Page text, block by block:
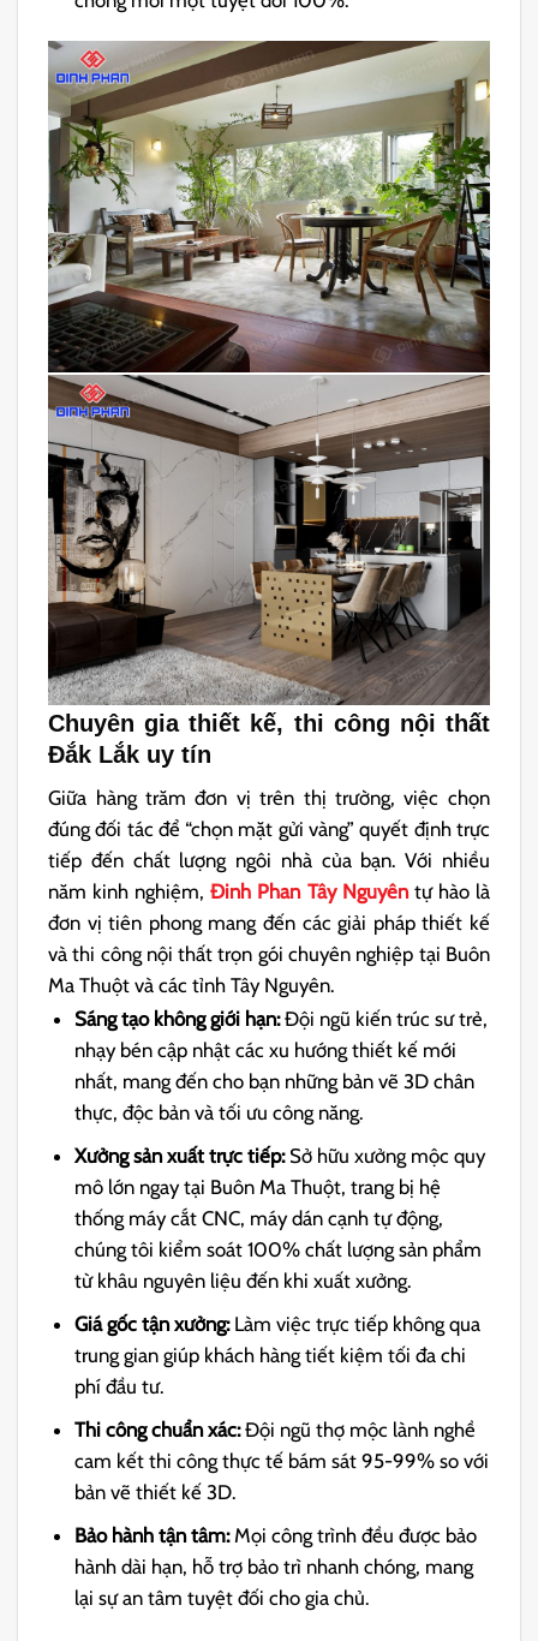
Chuyên gia thiết kế, thi công nội thất
Đắk Lắk uy tín
Giữa hàng trăm đơn vị trên thị trường, việc chọn
đúng đối tác để “chọn mặt gửi vàng” quyết định trực
tiếp đến chất lượng ngôi nhà của bạn. Với nhiều
năm kinh nghiệm,Đinh Phan Tây Nguyêntự hào là
đơn vị tiên phong mang đến các giải pháp thiết kế
và thi công nội thất trọn gói chuyên nghiệp tại Buôn
Ma Thuột và các tỉnh Tây Nguyên.
Sáng tạo không giới hạn:Đội ngũ kiến trúc sư trẻ,
nhạy bén cập nhật các xu hướng thiết kế mới
nhất, mang đến cho bạn những bản vẽ 3D chân
thực, độc bản và tối ưu công năng.
Xưởng sản xuất trực tiếp:Sở hữu xưởng mộc quy
mô lớn ngay tại Buôn Ma Thuột, trang bị hệ
thống máy cắt CNC, máy dán cạnh tự động,
chúng tôi kiểm soát 100% chất lượng sản phẩm
từ khâu nguyên liệu đến khi xuất xưởng.
Giá gốc tận xưởng:Làm việc trực tiếp không qua
trung gian giúp khách hàng tiết kiệm tối đa chi
phí đầu tư.
Thi công chuẩn xác:Đội ngũ thợ mộc lành nghề
cam kết thi công thực tế bám sát 95-99% so với
bản vẽ thiết kế 3D.
Bảo hành tận tâm:Mọi công trình đều được bảo
hành dài hạn, hỗ trợ bảo trì nhanh chóng, mang
lại sự an tâm tuyệt đối cho gia chủ.